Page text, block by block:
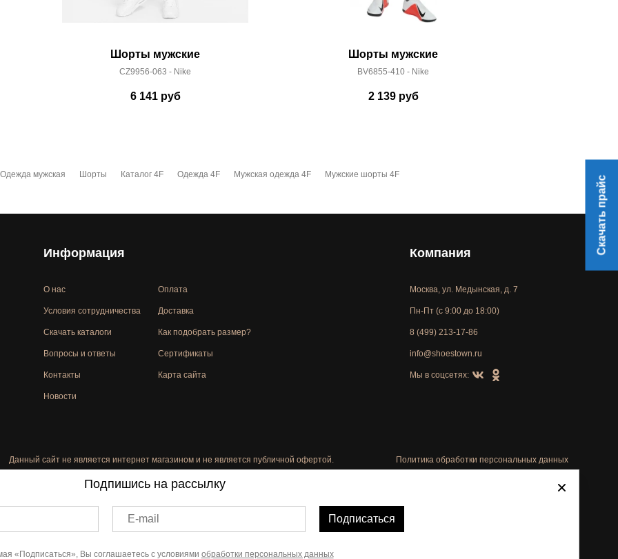
Шорты мужские
CZ9956-063 - Nike
6 141руб
Шорты мужские
BV6855-410 - Nike
2 139руб
Одежда мужская Шорты Каталог 4F Одежда 4F Мужская одежда 4F Мужские шорты 4F
Информация
О нас
Условия сотрудничества
Скачать каталоги
Вопросы и ответы
Контакты
Новости
Оплата
Доставка
Как подобрать размер?
Сертификаты
Карта сайта
Компания
Москва, ул. Медынская, д. 7
Пн-Пт (с 9:00 до 18:00)
8 (499) 213-17-86
info@shoestown.ru
Мы в соцсетях:
Данный сайт не является интернет магазином и не является публичной офертой. Политика обработки персональных данных
Автоматизировано -
Скачать прайс
Подпишись на рассылку
E-mail Подписаться
«Подписаться», Вы соглашаетесь с условиями обработки персональных данных